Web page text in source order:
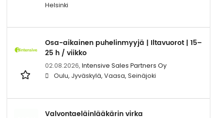
Helsinki
Osa-aikainen puhelinmyyjä | Iltavuorot | 15–
25 h / viikko
02.08.2026, Intensive Sales Partners Oy
Oulu, Jyväskylä, Vaasa, Seinäjoki
Valvontaeläinlääkärin virka